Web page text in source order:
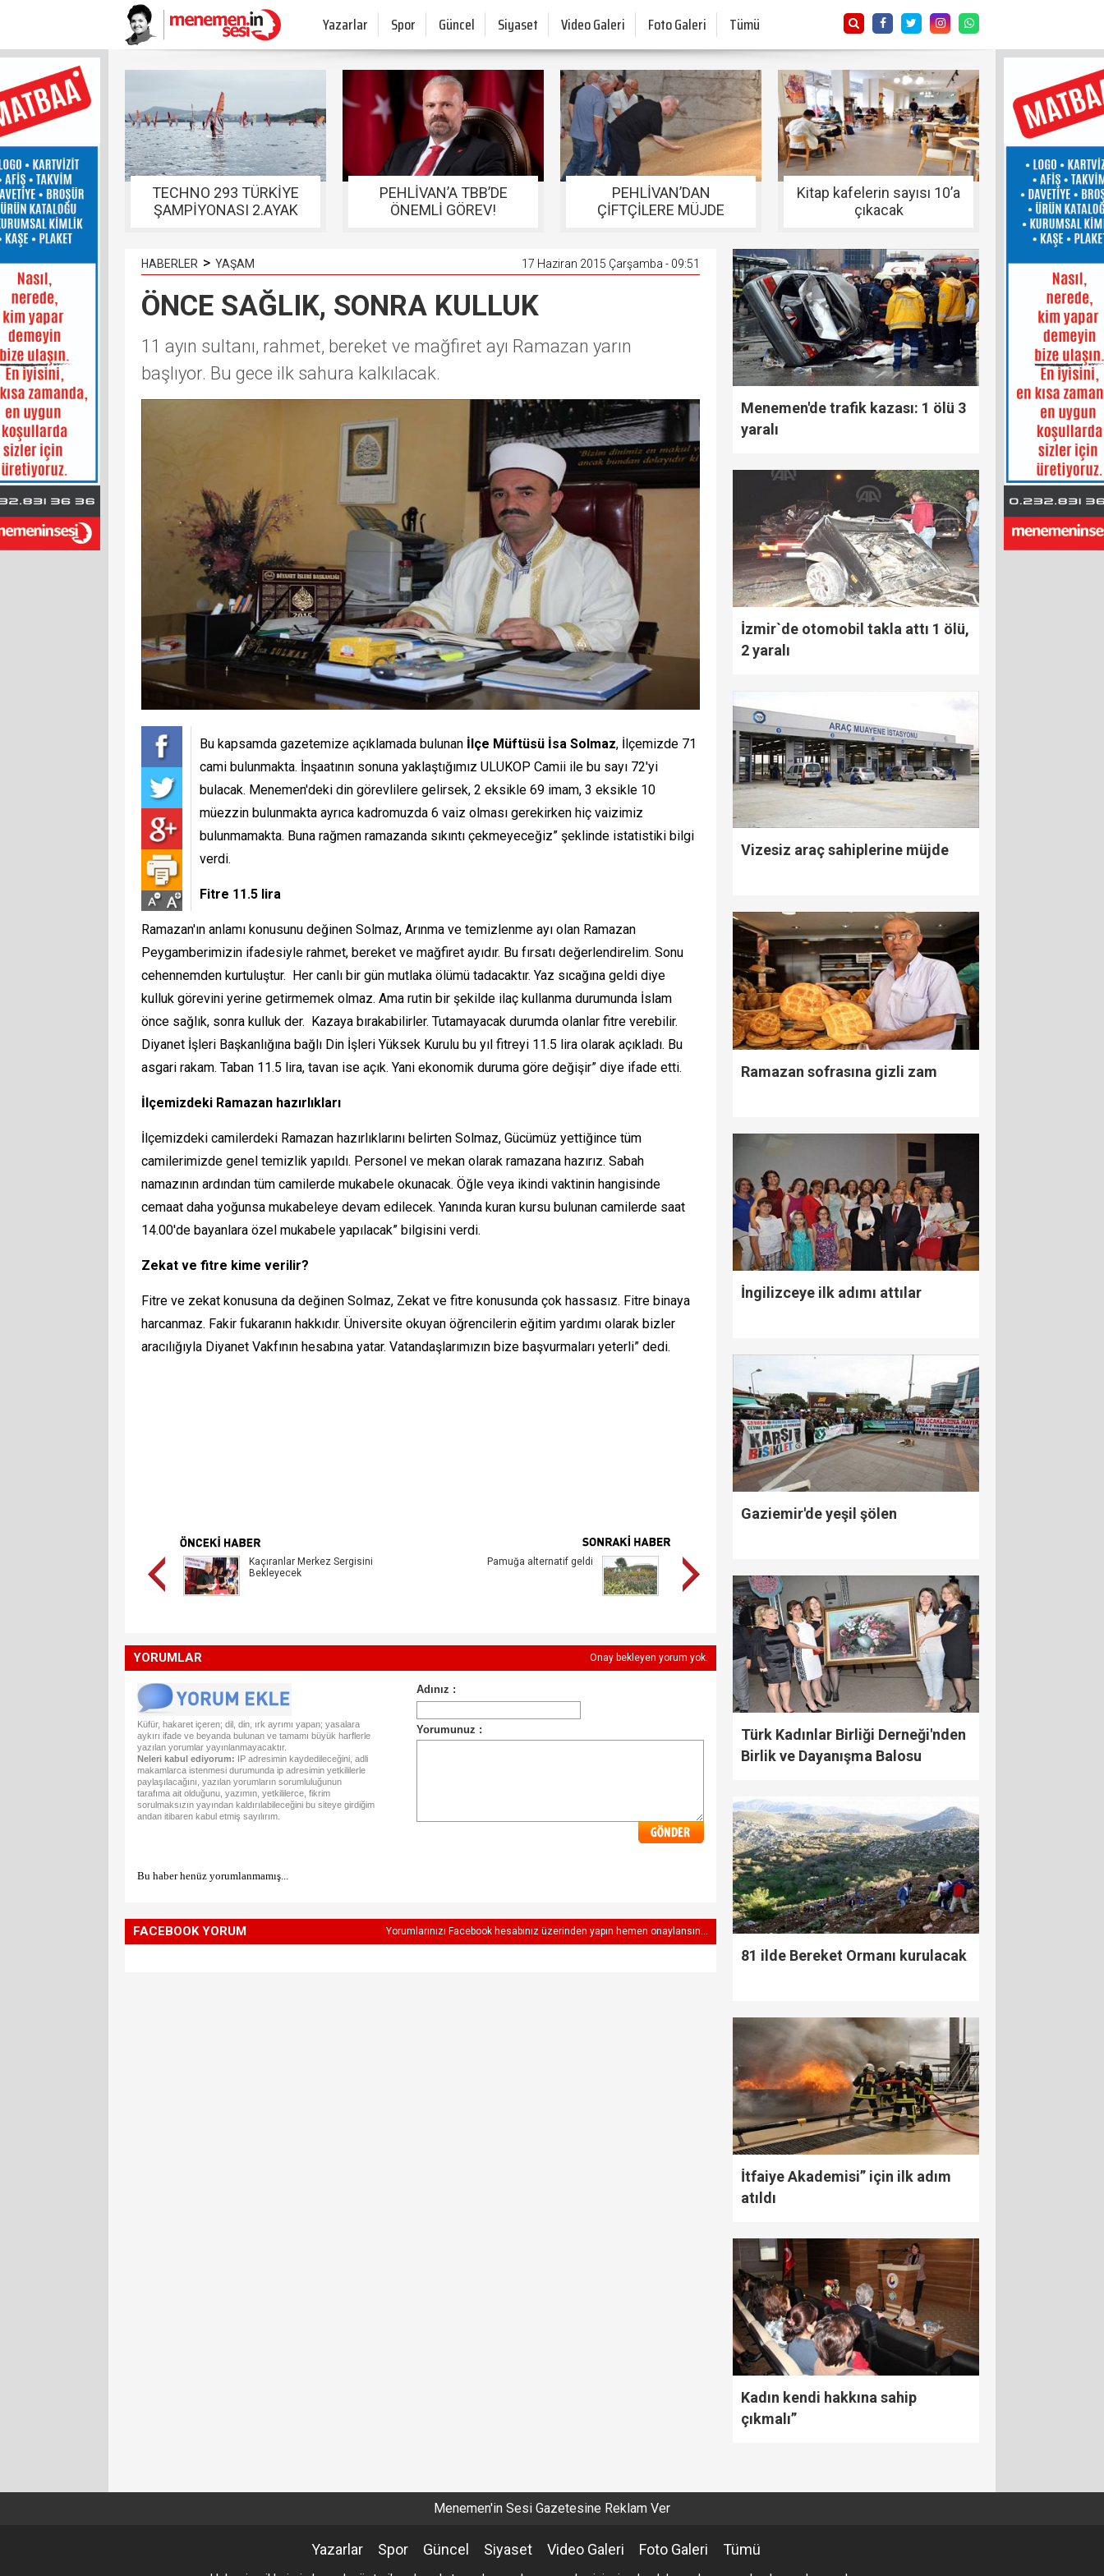
Yazarlar Spor Güncel Siyaset Video Galeri Foto Galeri Tümü
TECHNO 293 TÜRKİYE
ŞAMPİYONASI 2.AYAK
PEHLİVAN’A TBB’DE
ÖNEMLİ GÖREV!
PEHLİVAN’DAN
ÇİFTÇİLERE MÜJDE
Kitap kafelerin sayısı 10’a
çıkacak
HABERLER > YAŞAM 17 Haziran 2015 Çarşamba - 09:51
ÖNCE SAĞLIK, SONRA KULLUK
11 ayın sultanı, rahmet, bereket ve mağfiret ayı Ramazan yarın
başlıyor. Bu gece ilk sahura kalkılacak.
Bu kapsamda gazetemize açıklamada bulunan İlçe Müftüsü İsa Solmaz, İlçemizde 71
cami bulunmakta. İnşaatının sonuna yaklaştığımız ULUKOP Camii ile bu sayı 72'yi
bulacak. Menemen'deki din görevlilere gelirsek, 2 eksikle 69 imam, 3 eksikle 10
müezzin bulunmakta ayrıca kadromuzda 6 vaiz olması gerekirken hiç vaizimiz
bulunmamakta. Buna rağmen ramazanda sıkıntı çekmeyeceğiz” şeklinde istatistiki bilgi
verdi.
Fitre 11.5 lira
Ramazan'ın anlamı konusunu değinen Solmaz, Arınma ve temizlenme ayı olan Ramazan
Peygamberimizin ifadesiyle rahmet, bereket ve mağfiret ayıdır. Bu fırsatı değerlendirelim. Sonu
cehennemden kurtuluştur. Her canlı bir gün mutlaka ölümü tadacaktır. Yaz sıcağına geldi diye
kulluk görevini yerine getirmemek olmaz. Ama rutin bir şekilde ilaç kullanma durumunda İslam
önce sağlık, sonra kulluk der. Kazaya bırakabilirler. Tutamayacak durumda olanlar fitre verebilir.
Diyanet İşleri Başkanlığına bağlı Din İşleri Yüksek Kurulu bu yıl fitreyi 11.5 lira olarak açıkladı. Bu
asgari rakam. Taban 11.5 lira, tavan ise açık. Yani ekonomik duruma göre değişir” diye ifade etti.
İlçemizdeki Ramazan hazırlıkları
İlçemizdeki camilerdeki Ramazan hazırlıklarını belirten Solmaz, Gücümüz yettiğince tüm
camilerimizde genel temizlik yapıldı. Personel ve mekan olarak ramazana hazırız. Sabah
namazının ardından tüm camilerde mukabele okunacak. Öğle veya ikindi vaktinin hangisinde
cemaat daha yoğunsa mukabeleye devam edilecek. Yanında kuran kursu bulunan camilerde saat
14.00'de bayanlara özel mukabele yapılacak” bilgisini verdi.
Zekat ve fitre kime verilir?
Fitre ve zekat konusuna da değinen Solmaz, Zekat ve fitre konusunda çok hassasız. Fitre binaya
harcanmaz. Fakir fukaranın hakkıdır. Üniversite okuyan öğrencilerin eğitim yardımı olarak bizler
aracılığıyla Diyanet Vakfının hesabına yatar. Vatandaşlarımızın bize başvurmaları yeterli” dedi.
Kaçıranlar Merkez Sergisini
Bekleyecek
Pamuğa alternatif geldi
YORUMLAR Onay bekleyen yorum yok.
Küfür, hakaret içeren; dil, din, ırk ayrımı yapan; yasalara
aykırı ifade ve beyanda bulunan ve tamamı büyük harflerle
yazılan yorumlar yayınlanmayacaktır.
Neleri kabul ediyorum: IP adresimin kaydedileceğini, adli
makamlarca istenmesi durumunda ip adresimin yetkililerle
paylaşılacağını, yazılan yorumların sorumluluğunun
tarafıma ait olduğunu, yazımın, yetkililerce, fikrim
sorulmaksızın yayından kaldırılabileceğini bu siteye girdiğim
andan itibaren kabul etmiş sayılırım.
Bu haber henüz yorumlanmamış...
FACEBOOK YORUM Yorumlarınızı Facebook hesabınız üzerinden yapın hemen onaylansın...
Menemen'de trafik kazası: 1 ölü 3
yaralı
İzmir`de otomobil takla attı 1 ölü,
2 yaralı
Vizesiz araç sahiplerine müjde
Ramazan sofrasına gizli zam
İngilizceye ilk adımı attılar
Gaziemir'de yeşil şölen
Türk Kadınlar Birliği Derneği'nden
Birlik ve Dayanışma Balosu
81 ilde Bereket Ormanı kurulacak
İtfaiye Akademisi” için ilk adım
atıldı
Kadın kendi hakkına sahip
çıkmalı”
Menemen'in Sesi Gazetesine Reklam Ver
Yazarlar Spor Güncel Siyaset Video Galeri Foto Galeri Tümü